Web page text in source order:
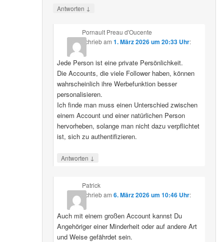
Antworten ↓
Pornault Preau d'Oucente
schriebam 1. März 2026 um 20:33 Uhr:
Jede Person ist eine private Persönlichkeit.
Die Accounts, die viele Follower haben, können
wahrscheinlich ihre Werbefunktion besser
personalisieren.
Ich finde man muss einen Unterschied zwischen
einem Account und einer natürlichen Person
hervorheben, solange man nicht dazu verpflichtet
ist, sich zu authentifizieren.
Antworten ↓
Patrick
schriebam 6. März 2026 um 10:46 Uhr:
Auch mit einem großen Account kannst Du
Angehöriger einer Minderheit oder auf andere Art
und Weise gefährdet sein.